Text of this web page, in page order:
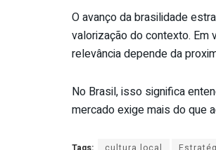
O avanço da brasilidade
valorização do contexto.
relevância depende da
No Brasil, isso significa
mercado exige mais do que